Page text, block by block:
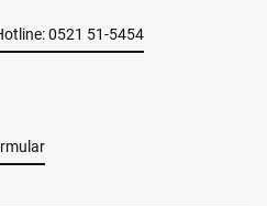
0521 51-5454